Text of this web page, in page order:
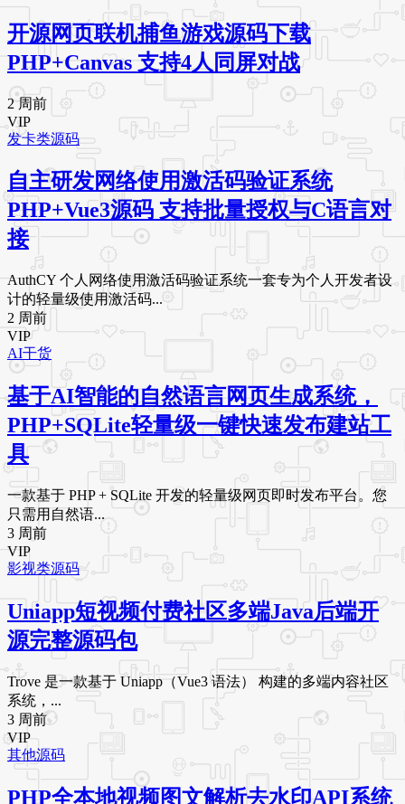
开源网页联机捕鱼游戏源码下载
PHP+Canvas 支持4人同屏对战
2 周前
VIP
发卡类源码
自主研发网络使用激活码验证系统
PHP+Vue3源码 支持批量授权与C语言对
接
AuthCY 个人网络使用激活码验证系统一套专为个人开发者设
计的轻量级使用激活码...
2 周前
VIP
AI干货
基于AI智能的自然语言网页生成系统，
PHP+SQLite轻量级一键快速发布建站工
具
一款基于 PHP + SQLite 开发的轻量级网页即时发布平台。您
只需用自然语...
3 周前
VIP
影视类源码
Uniapp短视频付费社区多端Java后端开
源完整源码包
Trove 是一款基于 Uniapp（Vue3 语法） 构建的多端内容社区
系统，...
3 周前
VIP
其他源码
PHP全本地视频图文解析去水印API系统